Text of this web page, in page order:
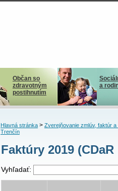
Občan so
zdravotným
postihnutím
a
Hlavná stránka> Zverejňovanie zmlúv, faktúr a
Trenčín
Faktúry 2019
Vyhľadať: